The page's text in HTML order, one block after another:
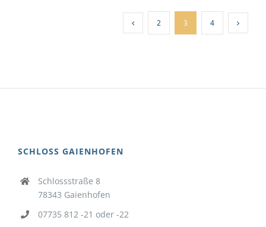
2 3 4
SCHLOSS GAIENHOFEN
Schlossstraße 8
78343 Gaienhofen
07735 812 -21 oder -22